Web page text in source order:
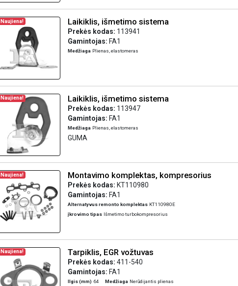
Naujiena! Laikiklis, išmetimo sistema
Prekės kodas: 113941
Gamintojas: FA1
Medžiaga Plienas, elastomeras
Naujiena! Laikiklis, išmetimo sistema
Prekės kodas: 113947
Gamintojas: FA1
Medžiaga Plienas, elastomeras
GUMA
Naujiena! Montavimo komplektas, kompresorius
Prekės kodas: KT110980
Gamintojas: FA1
Alternatyvus remonto komplektas KT110980E
įkrovimo tipas Išmetimo turbokompresorius
Naujiena! Tarpiklis, EGR vožtuvas
Prekės kodas: 411-540
Gamintojas: FA1
Ilgis (mm) 64 Medžiaga Nerūdijantis plienas